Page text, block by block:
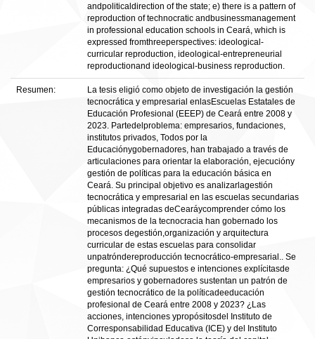
andpoliticaldirection of the state; e) there is a pattern of
reproduction of technocratic andbusinessmanagement
in professional education schools in Ceará, which is
expressed fromthreeperspectives: ideological-
curricular reproduction, ideological-entrepreneurial
reproductionand ideological-business reproduction.
Resumen:
La tesis eligió como objeto de investigación la gestión
tecnocrática y empresarial enlasEscuelas Estatales de
Educación Profesional (EEEP) de Ceará entre 2008 y
2023. Partedelproblema: empresarios, fundaciones,
institutos privados, Todos por la
Educaciónygobernadores, han trabajado a través de
articulaciones para orientar la elaboración, ejecucióny
gestión de políticas para la educación básica en
Ceará. Su principal objetivo es analizarlagestión
tecnocrática y empresarial en las escuelas secundarias
públicas integradas deCearáycomprender cómo los
mecanismos de la tecnocracia han gobernado los
procesos degestión,organización y arquitectura
curricular de estas escuelas para consolidar
unpatróndereproducción tecnocrático-empresarial.. Se
pregunta: ¿Qué supuestos e intenciones explícitasde
empresarios y gobernadores sustentan un patrón de
gestión tecnocrático de la políticadeeducación
profesional de Ceará entre 2008 y 2023? ¿Las
acciones, intenciones ypropósitosdel Instituto de
Corresponsabilidad Educativa (ICE) y del Instituto